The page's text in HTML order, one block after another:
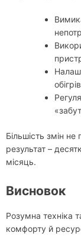
Більшість змін не
результат –
місяць.
Висновок
Розумна техніка
комфорту й